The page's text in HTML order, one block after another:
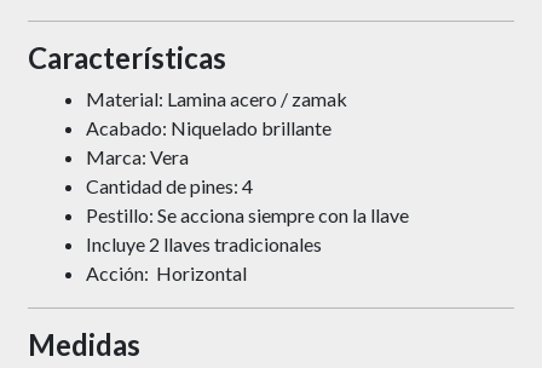
Características
Material: Lamina acero / zamak
Acabado: Niquelado brillante
Marca: Vera
Cantidad de pines: 4
Pestillo: Se acciona siempre con la llave
Incluye 2 llaves tradicionales
Acción: Horizontal
Medidas